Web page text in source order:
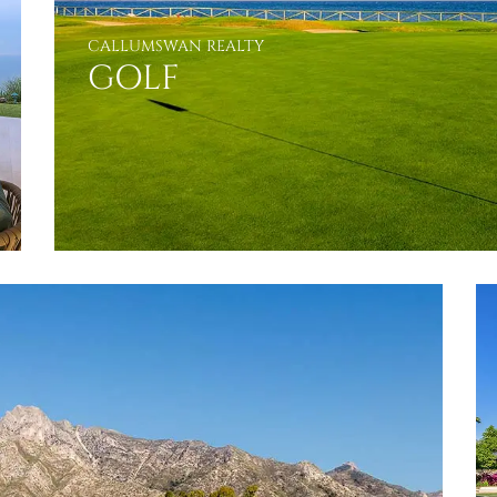
CALLUMSWAN REALTY
VER LIFESTYLE
GOLF